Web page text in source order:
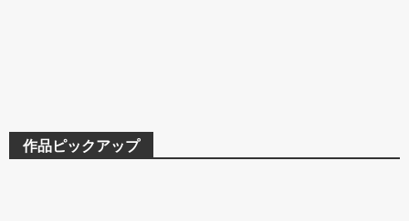
作品ピックアップ